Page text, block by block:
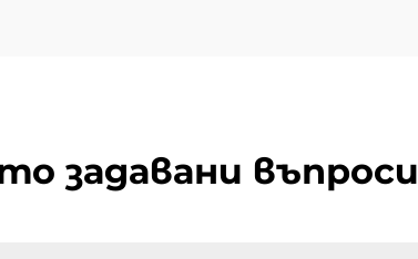
задавани въпроси